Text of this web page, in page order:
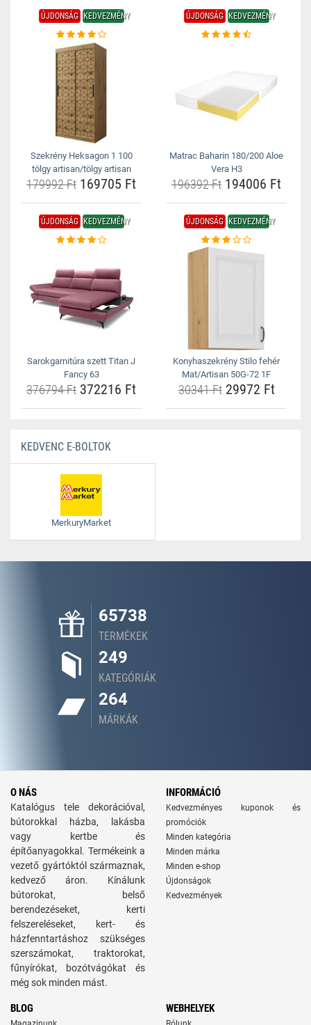
ÚJDONSÁG KEDVEZMÉNY
Szekrény Heksagon 1 100
tölgy artisan/tölgy artisan
179992 Ft 169705 Ft
ÚJDONSÁG KEDVEZMÉNY
Matrac Baharin 180/200 Aloe
Vera H3
196392 Ft 194006 Ft
ÚJDONSÁG KEDVEZMÉNY
Sarokgarnitúra szett Titan J
Fancy 63
376794 Ft 372216 Ft
ÚJDONSÁG KEDVEZMÉNY
Konyhaszekrény Stilo fehér
Mat/Artisan 50G-72 1F
30341 Ft29972 Ft
KEDVENC E-BOLTOK
MerkuryMarket
65738
TERMÉKEK
249
KATEGÓRIÁK
264
MÁRKÁK
O NÁS
Katalógus tele dekorációval,
bútorokkal házba, lakásba
vagy kertbe és
építőanyagokkal. Termékeink a
vezető gyártóktól származnak,
kedvező áron. Kínálunk
bútorokat, belső
berendezéseket, kerti
felszereléseket, kert- és
házfenntartáshoz szükséges
szerszámokat, traktorokat,
fűnyírókat, bozótvágókat és
még sok minden mást.
INFORMÁCIÓ
Kedvezményes kuponok és
promóciók
Minden kategória
Minden márka
Minden e-shop
Újdonságok
Kedvezmények
BLOG WEBHELYEK